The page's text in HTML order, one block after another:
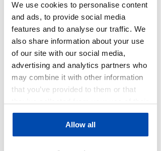
We use cookies to personalise content
and ads, to provide social media
features and to analyse our traffic. We
also share information about your use
of our site with our social media,
advertising and analytics partners who
may combine it with other information
that you’ve provided to them or that
services.
Allow all
Daarnaast:
Een persoonlijk ontwikkelplan; jouw
ontwikkeling staat centraal en je krijgt ruimte
om jezelf persoonlijk en professioneel te
ontwikkelen
Een divers team waarmee je leuke projecten
aanpakt;
Veel vrijheid: ruimte voor ontwikkeling en
plezier, eigen initiatief is een must!
Een uitstekend salaris; afhankelijk van jouw
profiel tussen de €4000,- en €5100,-
Goede secundaire arbeidsvoorwaarden;